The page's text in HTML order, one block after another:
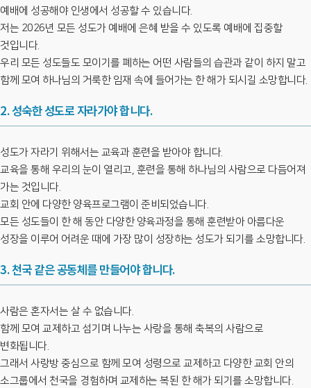
예배에 성공해야 인생에서 성공할 수 있습니다.
저는 2026년 모든 성도가 예배에 은혜 받을 수 있도록 예배에 집중할
것입니다.
우리 모든 성도들도 모이기를 폐하는 어떤 사람들의 습관과 같이 하지 말고
함께 모여 하나님의 거룩한 임재 속에 들어가는 한 해가 되시길 소망합니다.
2. 성숙한 성도로 자라가야 합니다.
성도가 자라기 위해서는 교육과 훈련을 받아야 합니다.
교육을 통해 우리의 눈이 열리고, 훈련을 통해 하나님의 사람으로 다듬어져
가는 것입니다.
교회 안에 다양한 양육프로그램이 준비되었습니다.
모든 성도들이 한 해 동안 다양한 양육과정을 통해 훈련받아 아름다운
성장을 이루어 어려운 때에 가장 많이 성장하는 성도가 되기를 소망합니다.
3. 천국 같은 공동체를 만들어야 합니다.
사람은 혼자서는 살 수 없습니다.
함께 모여 교제하고 섬기며 나누는 사랑을 통해 축복의 사람으로
변화됩니다.
그래서 사랑방 중심으로 함께 모여 성령으로 교제하고 다양한 교회 안의
소그룹에서 천국을 경험하며 교제하는 복된 한 해가 되기를 소망합니다.